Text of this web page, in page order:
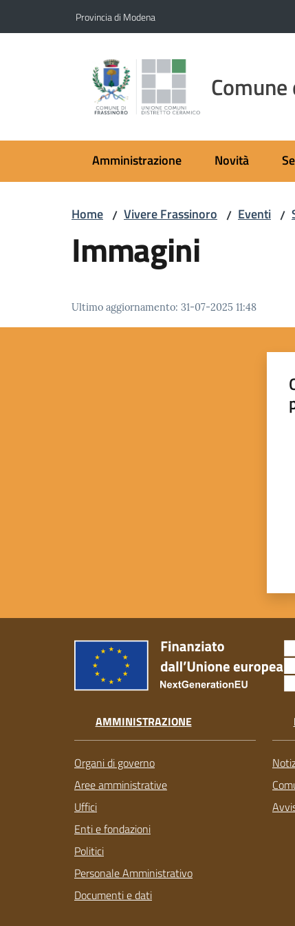
Provincia di Modena
Amministrazione Novità
Home / Vivere Frassinoro / Eventi /
Immagini
Ultimo aggiornamento: 31-07-2025 11:48
AMMINISTRAZIONE
Organi di governo
Aree amministrative
Uffici
Enti e fondazioni
Politici
Personale Amministrativo
Documenti e dati